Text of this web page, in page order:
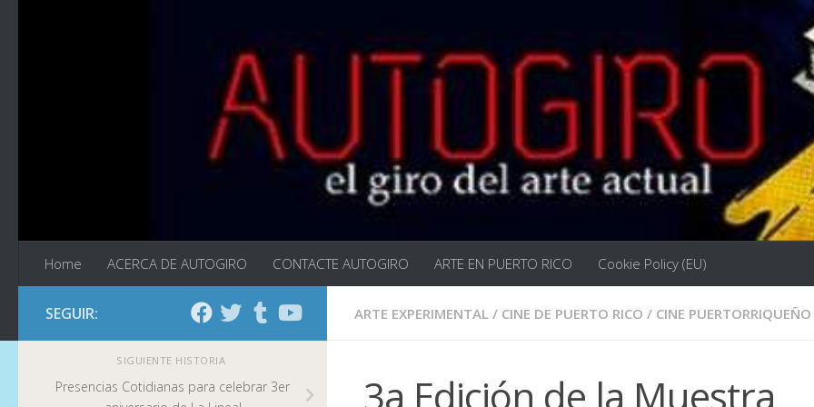
Home ACERCA DE AUTOGIRO CONTACTE AUTOGIRO ARTE EN PUERTO RICO Cookie Policy (EU)
ARTE EXPERIMENTAL / CINE DE PUERTO RICO / CINE PUERTORRIQUEÑO
3a Edición de la Muestra
SEGUIR:
SIGUIENTE HISTORIA
Presencias Cotidianas para celebrar 3er